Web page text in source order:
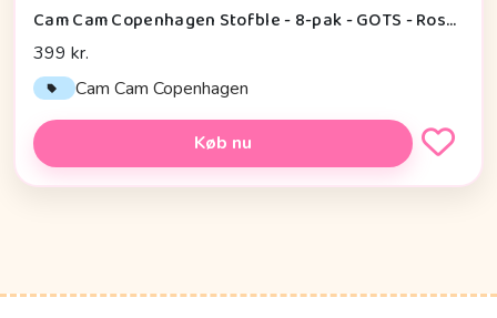
Cam Cam Copenhagen Stofble - 8-pak - GOTS - Rose Mix
399 kr.
Cam Cam Copenhagen
Køb nu